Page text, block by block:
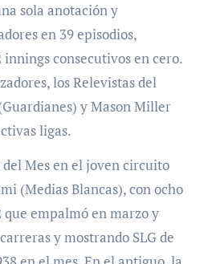
sola anotación y
en 39 episodios,
innings consecutivos en cero.
los Relevistas del
y Mason Miller
ligas.
Mes en el joven circuito
(Medias Blancas), con ocho
que empalmó en marzo y
y mostrando SLG de